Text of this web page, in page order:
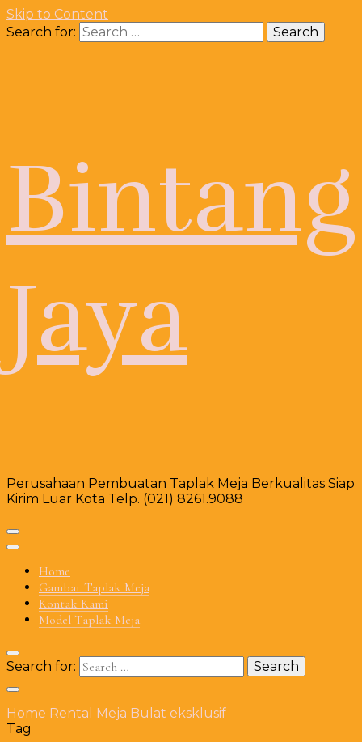
Skip to Content
Search for:
Bintang
Jaya
Perusahaan Pembuatan Taplak Meja Berkualitas Siap
Kirim Luar Kota Telp. (021) 8261.9088
Home
Gambar Taplak Meja
Kontak Kami
Model Taplak Meja
Search for:
Home Rental Meja Bulat eksklusif
Tag